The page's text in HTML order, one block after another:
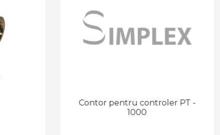
Contor pentru controler PT -
1000